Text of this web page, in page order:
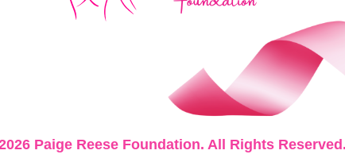
Paige Reese Foundation. All Rights